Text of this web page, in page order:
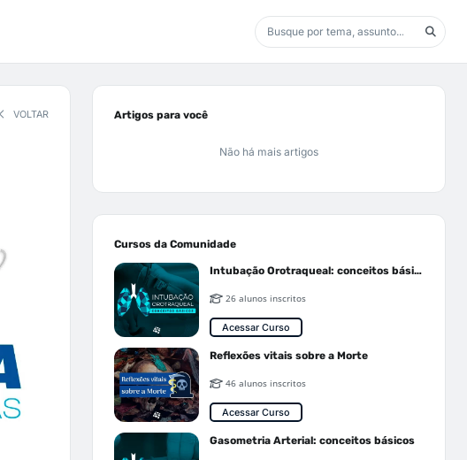
VOLTAR Artigos para você
Não há mais artigos
Cursos da Comunidade
Intubação Orotraqueal: conceitos básicos
26 alunos inscritos
Acessar Curso
Reflexões vitais sobre a Morte
46 alunos inscritos
Acessar Curso
Gasometria Arterial: conceitos básicos